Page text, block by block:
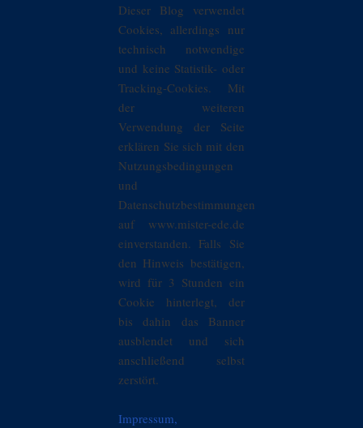
Dieser Blog verwendet
Cookies, allerdings nur
technisch notwendige
und keine Statistik- oder
Tracking-Cookies. Mit
der weiteren
Verwendung der Seite
erklären Sie sich mit den
Nutzungsbedingungen
und
Datenschutzbestimmungen
auf www.mister-ede.de
einverstanden. Falls Sie
den Hinweis bestätigen,
wird für 3 Stunden ein
Cookie hinterlegt, der
bis dahin das Banner
ausblendet und sich
anschließend selbst
zerstört.
Impressum,